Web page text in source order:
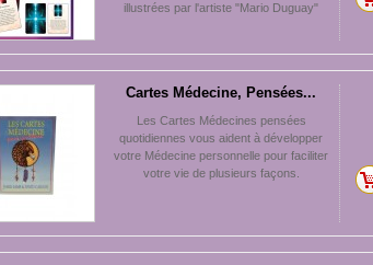
illustrées par l'artiste "Mario Duguay"
Cartes Médecine, Pensées...
Les Cartes Médecines pensées
quotidiennes vous aident à développer
votre Médecine personnelle pour faciliter
votre vie de plusieurs façons.